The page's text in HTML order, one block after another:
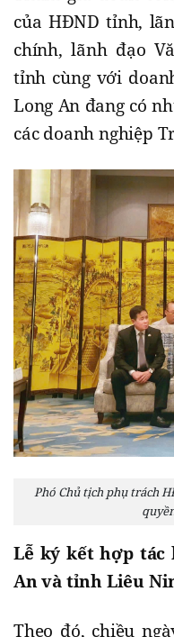
của HĐND tỉnh,
chính, lãnh đạo
tỉnh cùng với
Long An đang có
các doanh nghiệp
Phó Chủ tịch phụ trách
Lễ ký kết hợp
An và tỉnh Liêu
Theo đó, chiều